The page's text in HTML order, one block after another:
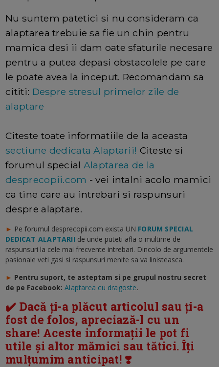
Nu suntem patetici si nu consideram ca
alaptarea trebuie sa fie un chin pentru
mamica desi ii dam oate sfaturile necesare
pentru a putea depasi obstacolele pe care
le poate avea la inceput. Recomandam sa
cititi: Despre stresul primelor zile de
alaptare
Citeste toate informatiile de la aceasta
sectiune dedicata Alaptarii! Citeste si
forumul special Alaptarea de la
desprecopii.com - vei intalni acolo mamici
ca tine care au intrebari si raspunsuri
despre alaptare.
► Pe forumul desprecopii.com exista UN FORUM SPECIAL
DEDICAT ALAPTARII de unde puteti afla o multime de
raspunsuri la cele mai frecvente intrebari. Dincolo de argumentele
pasionale veti gasi si raspunsuri menite sa va linisteasca.
► Pentru suport, te asteptam si pe grupul nostru secret
de pe Facebook:Alaptarea cu dragoste.
✔️ Dacă ți-a plăcut articolul sau ți-a
fost de folos, apreciază-l cu un
share! Aceste informații le pot fi
utile și altor mămici sau tătici. Îți
mulțumim anticipat! ❣️